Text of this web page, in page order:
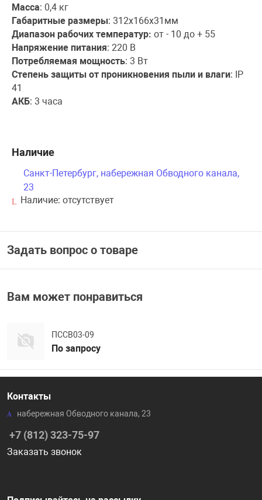
Масса: 0,4 кг
Габаритные размеры: 312х166х31мм
Диапазон рабочих температур: от - 10 до + 55
Напряжение питания: 220 В
Потребляемая мощность: 3 Вт
Степень защиты от проникновения пыли и влаги: IP
41
АКБ: 3 часа
Наличие
Санкт-Петербург, набережная Обводного канала,
23
Наличие: отсутствует
Задать вопрос о товаре
Вам может понравиться
ПССВ03-09
По запросу
Контакты
набережная Обводного канала, 23
+7 (812) 323-75-97
Заказать звонок